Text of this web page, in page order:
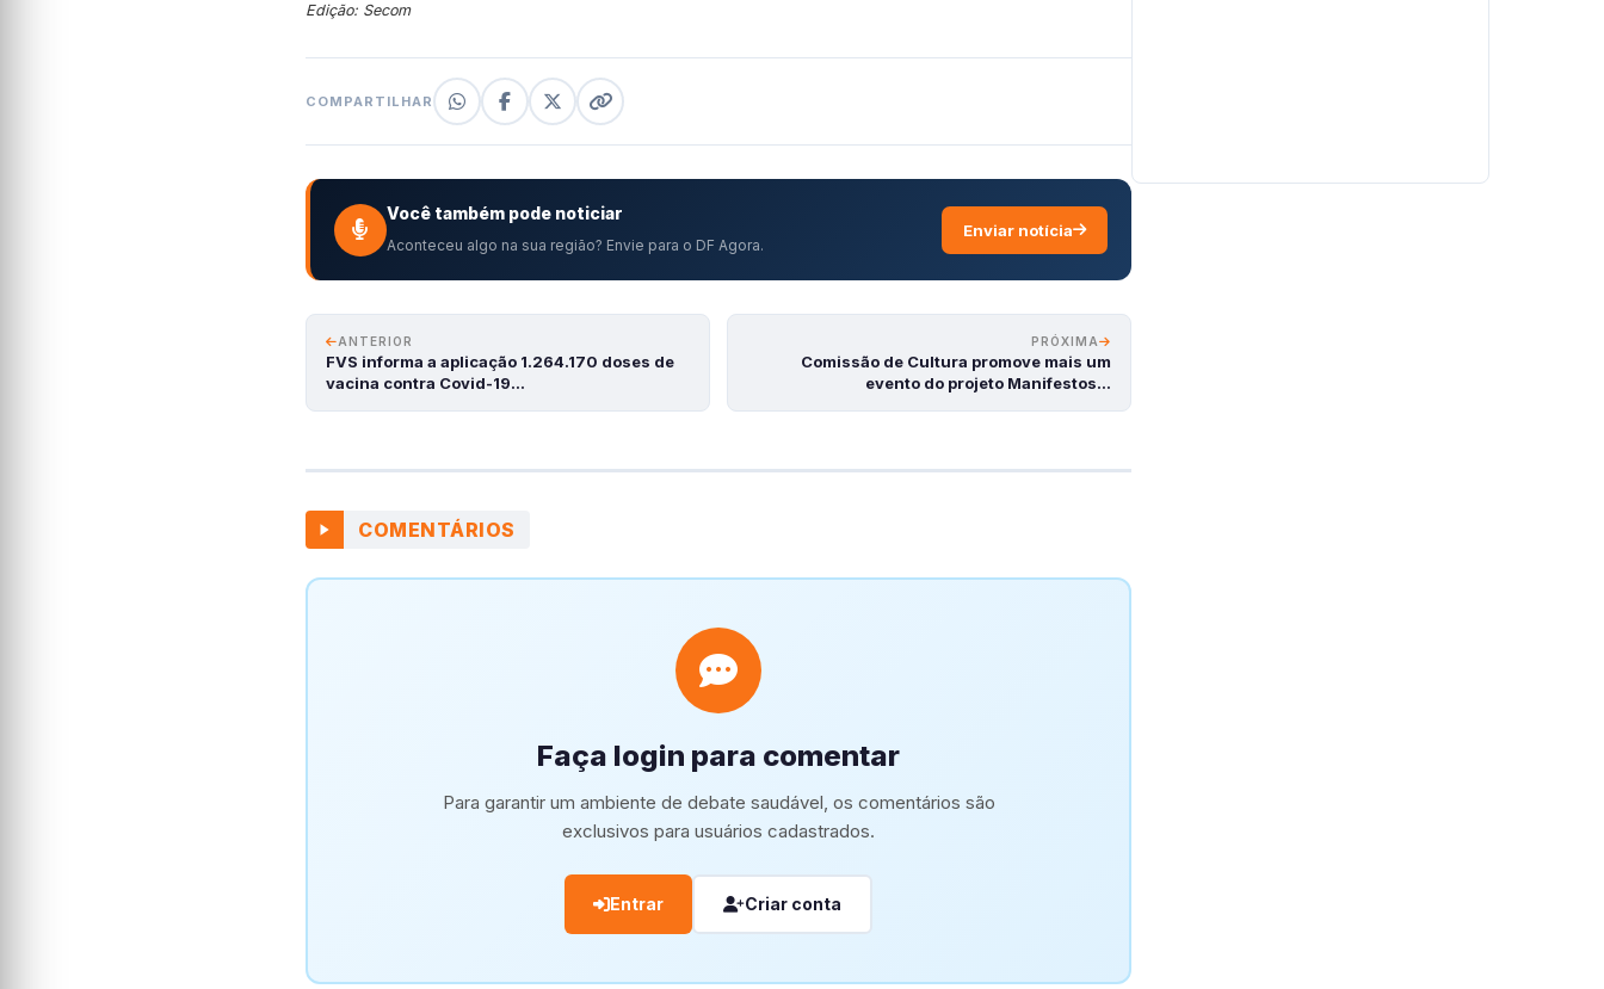
Edição: Secom
COMPARTILHAR
Você também pode noticiar
Aconteceu algo na sua região? Envie para o DF Agora.
Enviar notícia
ANTERIOR
FVS informa a aplicação 1.264.170 doses de
vacina contra Covid-19…
PRÓXIMA
Comissão de Cultura promove mais um
evento do projeto Manifestos…
COMENTÁRIOS
Faça login para comentar
Para garantir um ambiente de debate saudável, os comentários são
exclusivos para usuários cadastrados.
Entrar Criar conta